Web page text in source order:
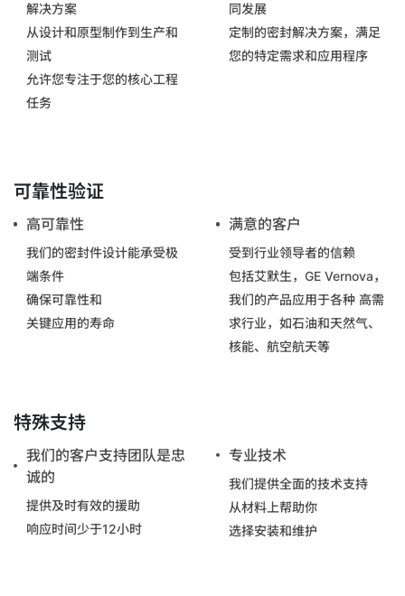
解决方案
从设计和原型制作到生产和
测试
允许您专注于您的核心工程
任务
同发展
定制的密封解决方案，满足
您的特定需求和应用程序
可靠性验证
高可靠性
我们的密封件设计能承受极
端条件
确保可靠性和
关键应用的寿命
满意的客户
受到行业领导者的信赖
包括艾默生，GE Vernova，
我们的产品应用于各种 高需
求行业，如石油和天然气、
核能、航空航天等
特殊支持
我们的客户支持团队是忠
诚的
提供及时有效的援助
响应时间少于12小时
专业技术
我们提供全面的技术支持
从材料上帮助你
选择安装和维护